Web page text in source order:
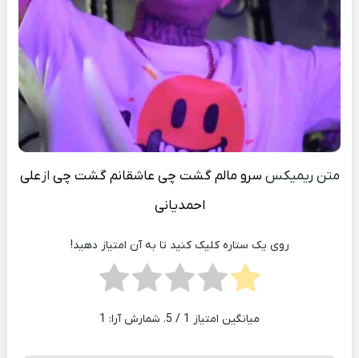
متن ریمیکس سرو مالم گشت چی عاشقانم گشت چی از علی
احمدیانی
روی یک ستاره کلیک کنید تا به آن امتیاز دهید!
میانگین امتیاز 1 / 5. شمارش آرا: 1